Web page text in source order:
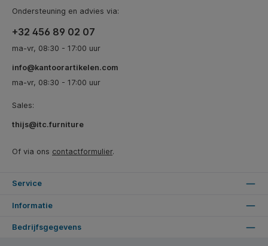
Ondersteuning en advies via:
+32 456 89 02 07
ma-vr, 08:30 - 17:00 uur
info@kantoorartikelen.com
ma-vr, 08:30 - 17:00 uur
Sales:
thijs@itc.furniture
Of via ons contactformulier.
Service
Informatie
Bedrijfsgegevens